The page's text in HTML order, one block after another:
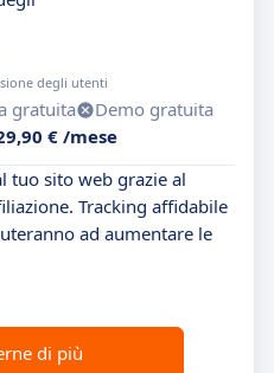
degli utenti
gratuita
Demo gratuita
€ /mese
sito web grazie al
Tracking affidabile
ad aumentare le
di più